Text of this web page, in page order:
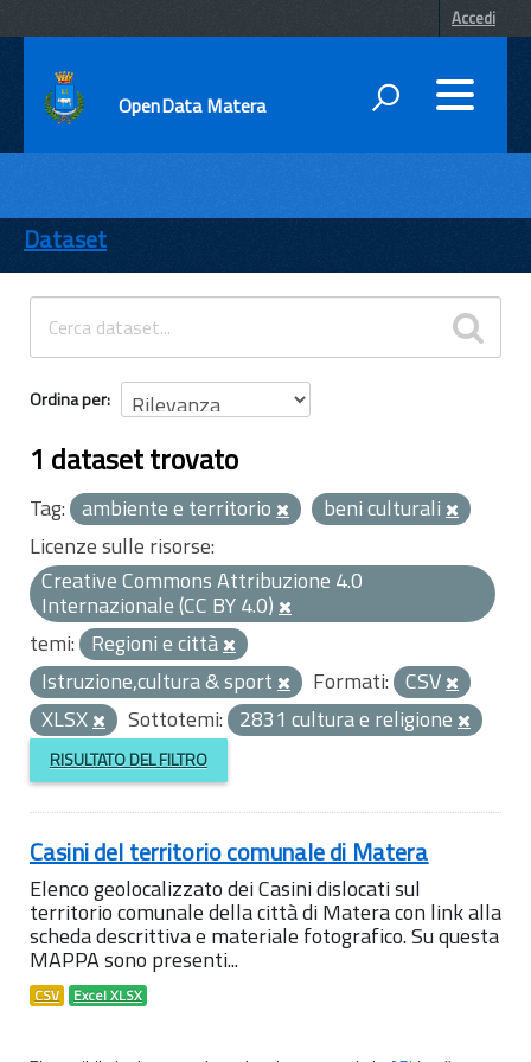
Accedi
OpenData Matera
ENTI
TEMI
INFORMAZIONI
Dataset
Ordina per
1 dataset trovato
Tag: ambiente e territorio
beni culturali
Licenze sulle risorse:
Creative Commons Attribuzione 4.0
Internazionale (CC BY 4.0)
temi: Regioni e città
Istruzione,cultura & sport
Formati: CSV
XLSX
Sottotemi: 2831 cultura e religione
RISULTATO DEL FILTRO
Casini del territorio comunale di Matera
Elenco geolocalizzato dei Casini dislocati sul
territorio comunale della città di Matera con link alla
scheda descrittiva e materiale fotografico. Su questa
MAPPA sono presenti...
CSV Excel XLSX